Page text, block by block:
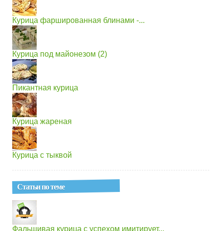
Курица фаршированная блинами -...
Курица под майонезом (2)
Пикантная курица
Курица жареная
Курица с тыквой
Статьи по теме
Фальшивая курица с успехом имитирует...